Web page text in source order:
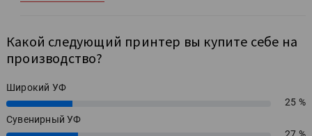
Какой следующий принтер вы купите себе на
производство?
Широкий УФ
25%
25 %
Сувенирный УФ